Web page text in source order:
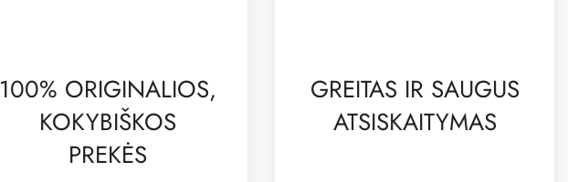
100% ORIGINALIOS,
KOKYBIŠKOS
PREKĖS
GREITAS IR SAUGUS
ATSISKAITYMAS